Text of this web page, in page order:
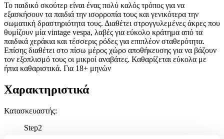
Το παιδικό σκούτερ είναι ένας πολύ καλός τρόπος για να
εξασκήσουν τα παιδιά την ισορροπία τους και γενικότερα την
σωματική δραστηριότητα τους. Διαθέτει στρογγυλεμένες άκρες που
θυμίζουν μία vintage vespa, λαβές για εύκολο κράτημα από τα
παιδικά χεράκια και τέσσερις ρόδες για επιπλέον σταθερότητα.
Επίσης διαθέτει στο πίσω μέρος χώρο αποθήκευσης για να βάζουν
τον εξοπλισμό τους οι μικροί αναβάτες. Καθαρίζεται εύκολα με
ήπια καθαριστικά. Για 18+ μηνών
Χαρακτηριστικά
Κατασκευαστής:
Step2